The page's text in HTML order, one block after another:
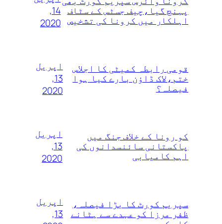
پہنچ گیا،چیف جسٹس کے سٹاف
اہلکار میں کرونا کی تشخیص
14,
2020
قومی رابطہ کمیٹی کا اجلاس
ختم،لاک ڈاؤن بارے کیا ہوا
فیصلہ؟
اپریل
13,
2020
کو رونا کے خلاف جنگ میں
پاکستانی سائنسدانوں کی
اہم کامیابی
اپریل
13,
2020
سپریم کورٹ کا بڑا فیصلہ،
ظفر مرزا کو عہدے سے ہٹانے
اپریل
13,